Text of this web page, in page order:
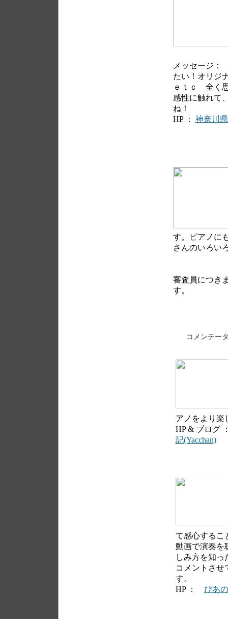
メッセージ：
たい！オリジ
ｅｔｃ 全く
感性に触れて
ね！
HP ： 神奈川
す。ピアノに
さんのいろい
審査員につき
す。
コメンテー
アノをより楽
HP & ブロ
記(Yacchan)
て感心するこ
動画で演奏を
しみ方を知
コメントさせ
す。
HP ： ぴあ